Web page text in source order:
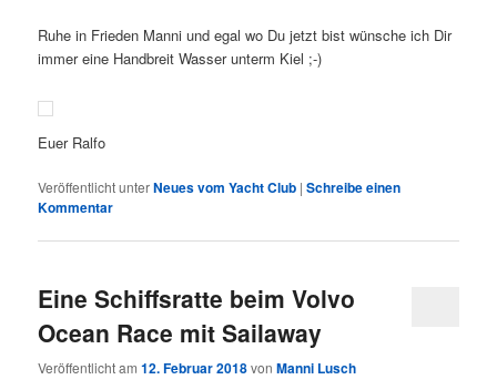
Ruhe in Frieden Manni und egal wo Du jetzt bist wünsche ich Dir
immer eine Handbreit Wasser unterm Kiel ;-)
Euer Ralfo
Veröffentlicht unterNeues vom Yacht Club |Schreibe einen
Kommentar
Eine Schiffsratte beim Volvo
Ocean Race mit Sailaway
Veröffentlicht am12. Februar 2018vonManni Lusch